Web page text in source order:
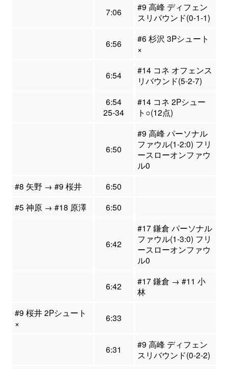
7:06
#9 高峰 ディフェン
スリバウンド(0-1-1)
6:56
#6 杉沢 3Pシュート
×
6:54
#14 コネ オフェンス
リバウンド(5-2-7)
6:54
25-34
#14 コネ 2Pシュー
ト○(12点)
6:50
#9 高峰 パーソナル
ファウル(1-2:0) フリ
ースローオンファウ
ル0
#8 矢野 → #9 桜井
6:50
#5 神原 → #18 原澤
6:50
6:42
#17 鎌倉 パーソナル
ファウル(1-3:0) フリ
ースローオンファウ
ル0
6:42
#17 鎌倉 → #11 小
林
#9 桜井 2Pシュート
×
6:33
6:31
#9 高峰 ディフェン
スリバウンド(0-2-2)